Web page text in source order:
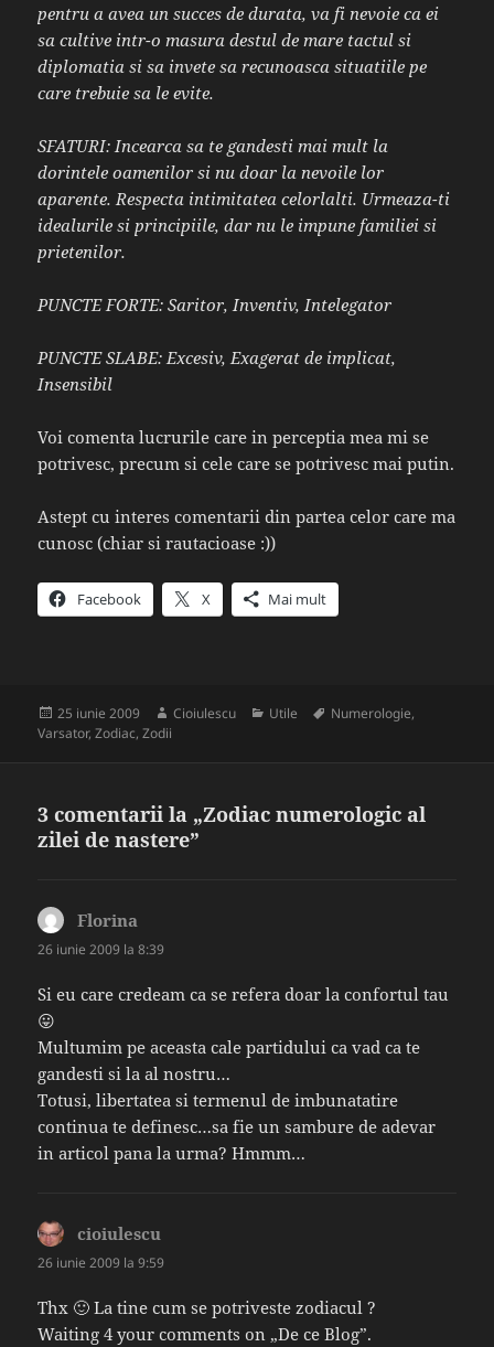
pentru a avea un succes de durata, va fi nevoie ca ei
sa cultive intr-o masura destul de mare tactul si
diplomatia si sa invete sa recunoasca situatiile pe
care trebuie sa le evite.
SFATURI: Incearca sa te gandesti mai mult la
dorintele oamenilor si nu doar la nevoile lor
aparente. Respecta intimitatea celorlalti. Urmeaza-ti
idealurile si principiile, dar nu le impune familiei si
prietenilor.
PUNCTE FORTE:Saritor,Inventiv,Intelegator
PUNCTE SLABE:Excesiv,Exagerat de implicat,
Insensibil
Voi comenta lucrurile care in perceptia mea mi se
potrivesc, precum si cele care se potrivesc mai putin.
Astept cu interes comentarii din partea celor care ma
cunosc (chiar si rautacioase :))
Facebook X Mai mult
Publicat
pe
25 iunie 2009 Autor
Cioiulescu Categorii
Utile Etichete
Numerologie,
Varsator,Zodiac,Zodii
3 comentarii la „Zodiac numerologic al
zilei de nastere”
Florina
26 iunie 2009 la 8:39
Si eu care credeam ca se refera doar la confortul tau
😛
Multumim pe aceasta cale partidului ca vad ca te
gandesti si la al nostru…
Totusi, libertatea si termenul de imbunatatire
continua te definesc…sa fie un sambure de adevar
in articol pana la urma? Hmmm…
cioiulescu
26 iunie 2009 la 9:59
Thx 🙂 La tine cum se potriveste zodiacul ?
Waiting 4 your comments on „De ce Blog”.